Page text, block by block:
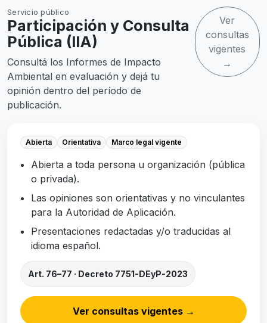
Servicio público
Participación y Consulta
Pública (IIA)
Consultá los Informes de Impacto
Ambiental en evaluación y dejá tu
opinión dentro del período de
publicación.
Ver
consultas
vigentes
→
Abierta Orientativa Marco legal vigente
Abierta a toda persona u organización (pública
o privada).
Las opiniones son orientativas y no vinculantes
para la Autoridad de Aplicación.
Presentaciones redactadas y/o traducidas al
idioma español.
Art. 76–77 · Decreto 7751-DEyP-2023
Ver consultas vigentes →